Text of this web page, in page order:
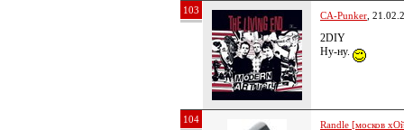
103 CA-Punker ,
2DIY
Ну-ну.
104 Randle [москов